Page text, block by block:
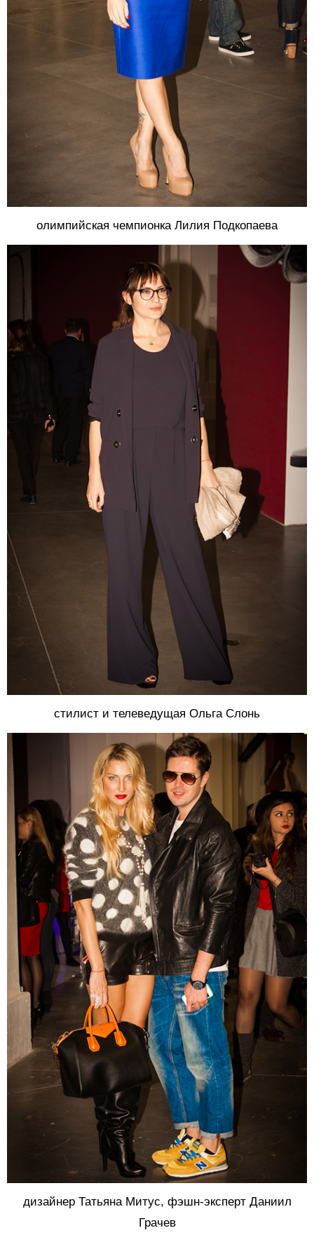
олимпийская чемпионка Лилия Подкопаева
стилист и телеведущая Ольга Слонь
дизайнер Татьяна Митус, фэшн-эксперт Даниил
Грачев